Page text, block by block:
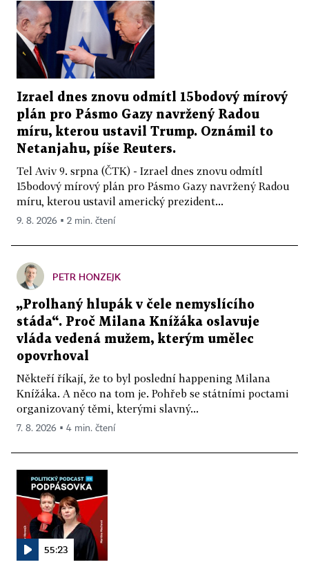
Izrael dnes znovu odmítl 15bodový mírový
plán pro Pásmo Gazy navržený Radou
míru, kterou ustavil Trump. Oznámil to
Netanjahu, píše Reuters.
Tel Aviv 9. srpna (ČTK) - Izrael dnes znovu odmítl
15bodový mírový plán pro Pásmo Gazy navržený Radou
míru, kterou ustavil americký prezident...
9. 8. 2026 ▪ 2 min. čtení
PETR HONZEJK
„Prolhaný hlupák v čele nemyslícího
stáda“. Proč Milana Knížáka oslavuje
vláda vedená mužem, kterým umělec
opovrhoval
Někteří říkají, že to byl poslední happening Milana
Knížáka. A něco na tom je. Pohřeb se státními poctami
organizovaný těmi, kterými slavný...
7. 8. 2026 ▪ 4 min. čtení
55:23